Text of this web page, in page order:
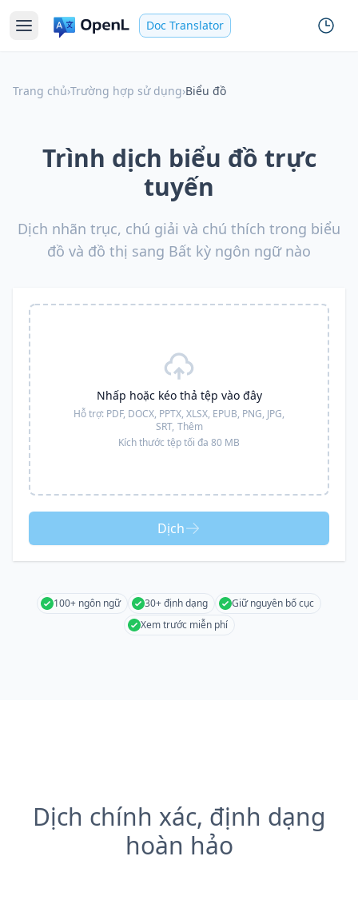
Doc Translator
Trang chủ›Trường hợp sử dụng›Biểu đồ
Trình dịch biểu đồ trực
tuyến
Dịch nhãn trục, chú giải và chú thích trong biểu
đồ và đồ thị sang Bất kỳ ngôn ngữ nào
Nhấp hoặc kéo thả tệp vào đây
Hỗ trợ: PDF, DOCX, PPTX, XLSX, EPUB, PNG, JPG,
SRT, Thêm
Kích thước tệp tối đa 80 MB
Dịch
100+ ngôn ngữ 30+ định dạng
Giữ nguyên bố cục
Xem trước miễn phí
Dịch chính xác, định dạng
hoàn hảo